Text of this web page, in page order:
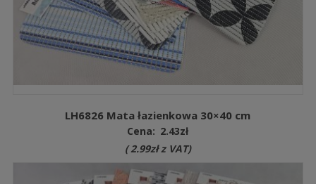
LH6826 Mata łazienkowa 30×40 cm
Cena: 2.43zł
(2.99złz VAT)